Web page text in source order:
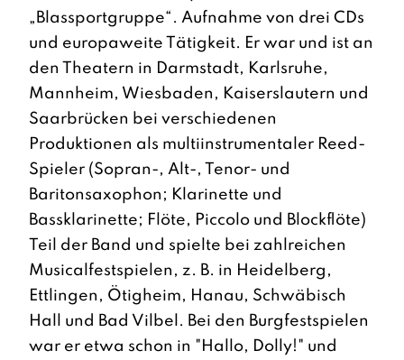
„Blassportgruppe“. Aufnahme von drei CDs
und europaweite Tätigkeit. Er war und ist an
den Theatern in Darmstadt, Karlsruhe,
Mannheim, Wiesbaden, Kaiserslautern und
Saarbrücken bei verschiedenen
Produktionen als multiinstrumentaler Reed-
Spieler (Sopran-, Alt-, Tenor- und
Baritonsaxophon; Klarinette und
Bassklarinette; Flöte, Piccolo und Blockflöte)
Teil der Band und spielte bei zahlreichen
Musicalfestspielen, z. B. in Heidelberg,
Ettlingen, Ötigheim, Hanau, Schwäbisch
Hall und Bad Vilbel. Bei den Burgfestspielen
war er etwa schon in "Hallo, Dolly!" und